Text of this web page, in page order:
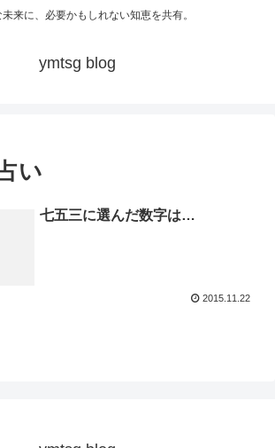
来に、必要かもしれない知恵を共有。
ymtsg blog
い
七五三に選んだ数字は…
2015.11.22